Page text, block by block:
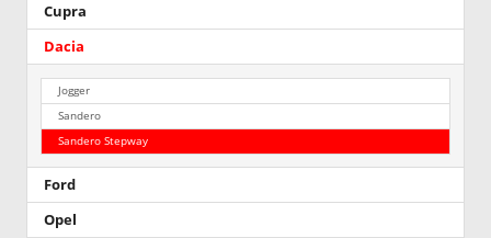
Cupra
Dacia
Jogger
Sandero
Sandero Stepway
Ford
Opel